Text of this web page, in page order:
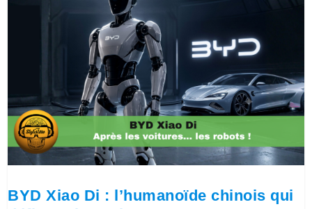
BYD Xiao Di : l’humanoïde chinois qui